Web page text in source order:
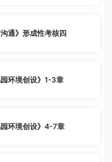
通》形成性考核四
环境创设》1-3章
环境创设》4-7章